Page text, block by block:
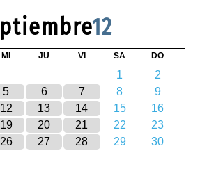
12
MI JU VI SA DO
1
2
5 6 7 8
9
12 13 14 15
16
19 20 21 22
23
26 27 28 29 30